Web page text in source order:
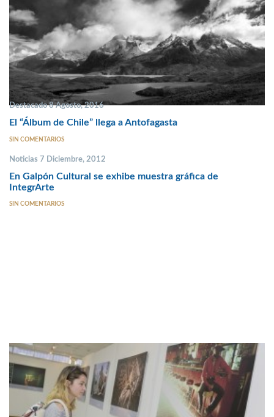
Destacado 8 Agosto, 2016
El “Álbum de Chile” llega a Antofagasta
SIN COMENTARIOS
Noticias 7 Diciembre, 2012
En Galpón Cultural se exhibe muestra gráfica de
IntegrArte
SIN COMENTARIOS